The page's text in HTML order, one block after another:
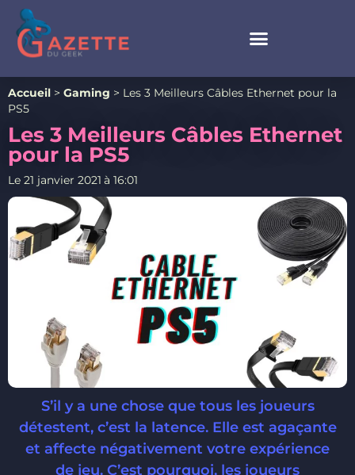
Accueil > Gaming > Les 3 Meilleurs Câbles Ethernet pour la
PS5
Les 3 Meilleurs Câbles Ethernet
pour la PS5
Le 21 janvier 2021 à 16:01
S’il y a une chose que tous les joueurs
détestent, c’est la latence. Elle est agaçante
et affecte négativement votre expérience
de jeu. C’est pourquoi, les joueurs